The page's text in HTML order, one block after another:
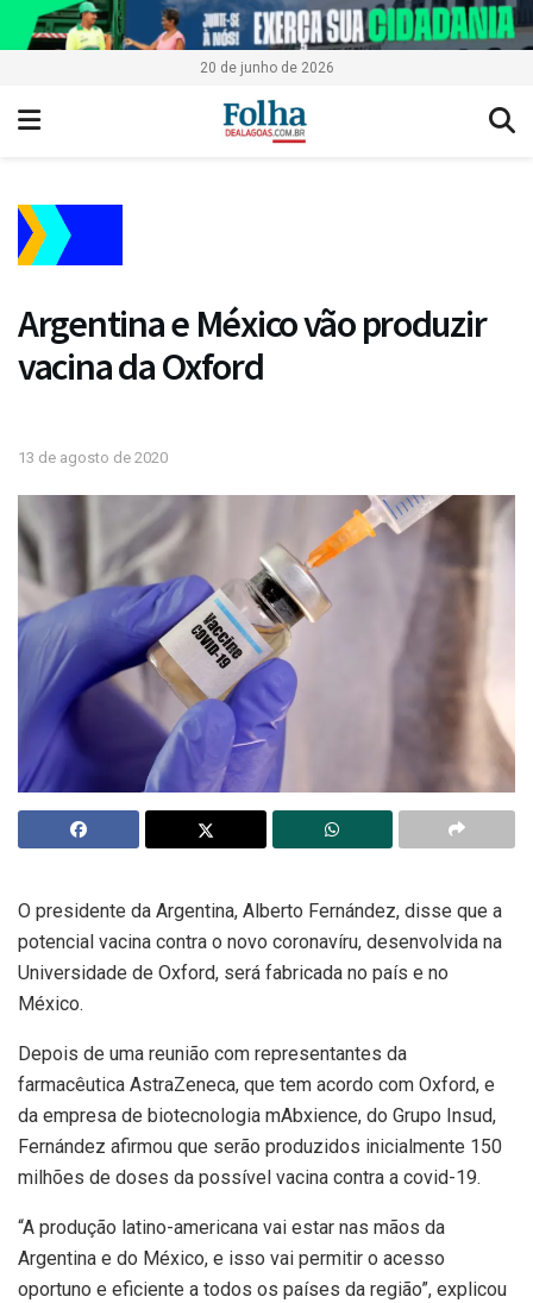
20 de junho de 2026
Argentina e México vão produzir
vacina da Oxford
13 de agosto de 2020
O presidente da Argentina, Alberto Fernández, disse que a
potencial vacina contra o novo coronavíru, desenvolvida na
Universidade de Oxford, será fabricada no país e no
México.
Depois de uma reunião com representantes da
farmacêutica AstraZeneca, que tem acordo com Oxford, e
da empresa de biotecnologia mAbxience, do Grupo Insud,
Fernández afirmou que serão produzidos inicialmente 150
milhões de doses da possível vacina contra a covid-19.
“A produção latino-americana vai estar nas mãos da
Argentina e do México, e isso vai permitir o acesso
oportuno e eficiente a todos os países da região”, explicou